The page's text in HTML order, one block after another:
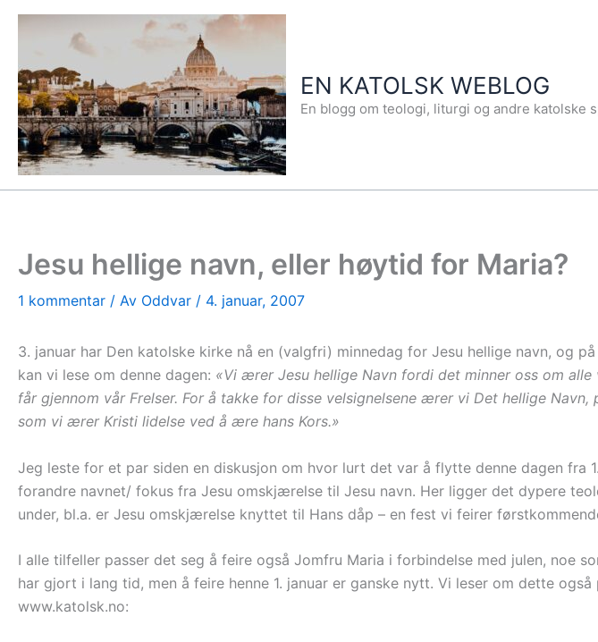
Hopp
innholdet
EN KATOLSK WEBLOG
En blogg om teologi, liturgi og andre katolske
Jesu hellige navn, eller høytid for Maria?
1 kommentar / Av Oddvar / 4. januar, 2007
3. januar har Den katolske kirke nå en (valgfri) minnedag for Jesu hellige navn, og på
kan vi lese om denne dagen: «Vi ærer Jesu hellige Navn fordi det minner oss om alle
får gjennom vår Frelser. For å takke for disse velsignelsene ærer vi Det hellige Navn,
som vi ærer Kristi lidelse ved å ære hans Kors.»
Jeg leste for et par siden en diskusjon om hvor lurt det var å flytte denne dagen fra
forandre navnet/ fokus fra Jesu omskjærelse til Jesu navn. Her ligger det dypere
under, bl.a. er Jesu omskjærelse knyttet til Hans dåp – en fest vi feirer
I alle tilfeller passer det seg å feire også Jomfru Maria i forbindelse med julen, noe
har gjort i lang tid, men å feire henne 1. januar er ganske nytt. Vi leser om dette også
www.katolsk.no: